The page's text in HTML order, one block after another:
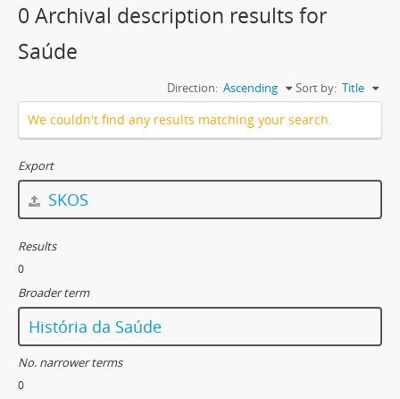
0 Archival description results for
Saúde
Sort by: Title
Direction: Ascending
We couldn't find any results matching your search.
Export
SKOS
Results
0
Broader term
História da Saúde
No. narrower terms
0